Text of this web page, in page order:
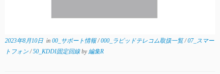
2023年8月10日 in 00_サポート情報/000_ラピッドテレコム取扱一覧/07_スマー
トフォン/50_KDDI固定回線by編集R